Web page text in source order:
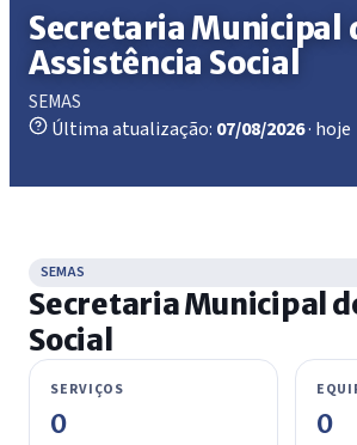
Secretaria Municipal
Assistência Social
SEMAS
Última atualização: 07/08/2026· hoje
SEMAS
Secretaria Municipal
Social
SERVIÇOS
0 0